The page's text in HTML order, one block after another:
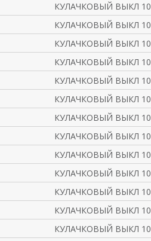
КУЛАЧКОВЫЙ ВЫКЛ
КУЛАЧКОВЫЙ ВЫКЛ
КУЛАЧКОВЫЙ ВЫКЛ
КУЛАЧКОВЫЙ ВЫКЛ
КУЛАЧКОВЫЙ ВЫКЛ
КУЛАЧКОВЫЙ ВЫКЛ
КУЛАЧКОВЫЙ ВЫКЛ
КУЛАЧКОВЫЙ ВЫКЛ
КУЛАЧКОВЫЙ ВЫКЛ
КУЛАЧКОВЫЙ ВЫКЛ
КУЛАЧКОВЫЙ ВЫКЛ
КУЛАЧКОВЫЙ ВЫКЛ
КУЛАЧКОВЫЙ ВЫКЛ